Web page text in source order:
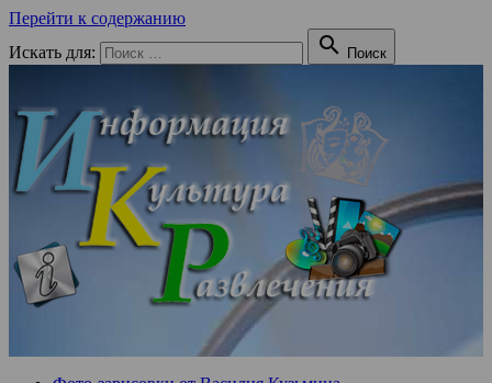
Перейти к содержанию
Искать для:
 Поиск